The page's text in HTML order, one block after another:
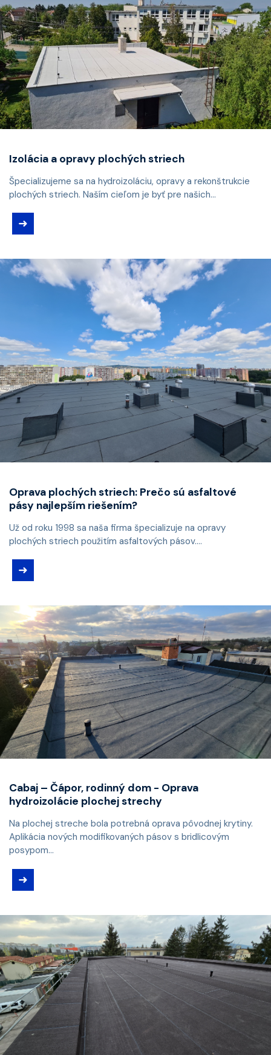
Izolácia a opravy plochých striech
Špecializujeme sa na hydroizoláciu, opravy a rekonštrukcie
plochých striech. Naším cieľom je byť pre našich...
➜
Oprava plochých striech: Prečo sú asfaltové
pásy najlepším riešením?
Už od roku 1998 sa naša firma špecializuje na opravy
plochých striech použitím asfaltových pásov....
➜
Cabaj – Čápor, rodinný dom - Oprava
hydroizolácie plochej strechy
Na plochej streche bola potrebná oprava pôvodnej krytiny.
Aplikácia nových modifikovaných pásov s bridlicovým
posypom...
➜